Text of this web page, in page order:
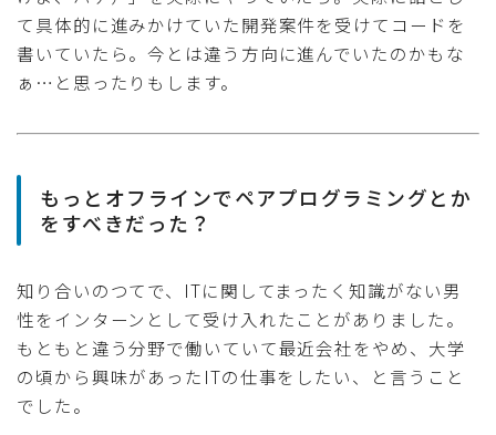
て具体的に進みかけていた開発案件を受けてコードを
書いていたら。今とは違う方向に進んでいたのかもな
ぁ…と思ったりもします。
もっとオフラインでペアプログラミングとか
をすべきだった？
知り合いのつてで、ITに関してまったく知識がない男
性をインターンとして受け入れたことがありました。
もともと違う分野で働いていて最近会社をやめ、大学
の頃から興味があったITの仕事をしたい、と言うこと
でした。